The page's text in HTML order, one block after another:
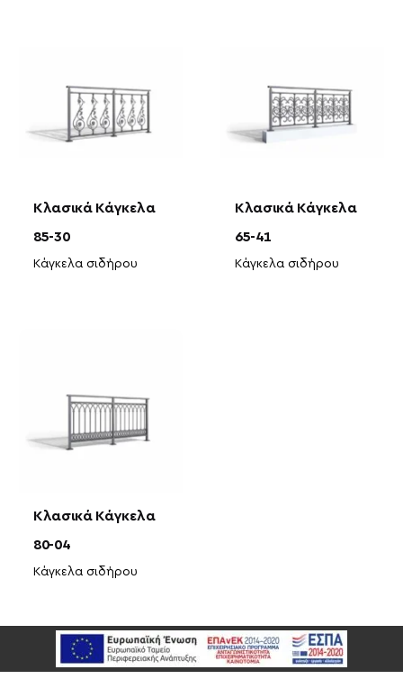
Κλασικά Κάγκελα
85-30
Κάγκελα σιδήρου
Κλασικά Κάγκελα
65-41
Κάγκελα σιδήρου
Κλασικά Κάγκελα
80-04
Κάγκελα σιδήρου